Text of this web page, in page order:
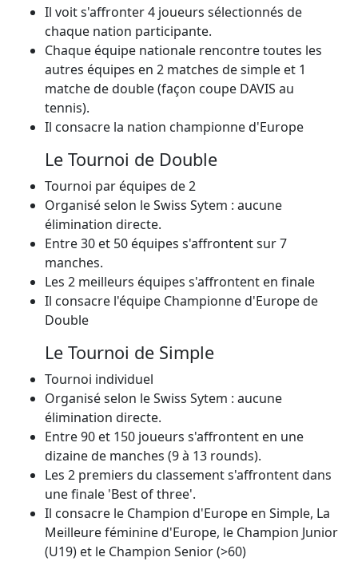
Il voit s'affronter 4 joueurs sélectionnés de
chaque nation participante.
Chaque équipe nationale rencontre toutes les
autres équipes en 2 matches de simple et 1
matche de double (façon coupe DAVIS au
tennis).
Il consacre la nation championne d'Europe
Le Tournoi de Double
Tournoi par équipes de 2
Organisé selon le Swiss Sytem : aucune
élimination directe.
Entre 30 et 50 équipes s'affrontent sur 7
manches.
Les 2 meilleurs équipes s'affrontent en finale
Il consacre l'équipe Championne d'Europe de
Double
Le Tournoi de Simple
Tournoi individuel
Organisé selon le Swiss Sytem : aucune
élimination directe.
Entre 90 et 150 joueurs s'affrontent en une
dizaine de manches (9 à 13 rounds).
Les 2 premiers du classement s'affrontent dans
une finale 'Best of three'.
Il consacre le Champion d'Europe en Simple, La
Meilleure féminine d'Europe, le Champion Junior
(U19) et le Champion Senior (>60)